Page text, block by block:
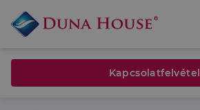
Kapcsolatfelvétel